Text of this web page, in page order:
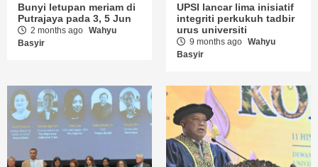
Bunyi letupan meriam di
Putrajaya pada 3, 5 Jun
2 months ago Wahyu
Basyir
UPSI lancar lima inisiatif
integriti perkukuh tadbir
urus universiti
9 months ago Wahyu
Basyir